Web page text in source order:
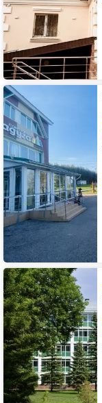
Санаторий
Радуга
Санаторий
Зеленая
роща